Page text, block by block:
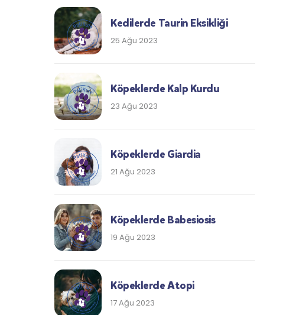
Kedilerde Taurin Eksikliği
25 Ağu 2023
Köpeklerde Kalp Kurdu
23 Ağu 2023
Köpeklerde Giardia
21 Ağu 2023
Köpeklerde Babesiosis
19 Ağu 2023
Köpeklerde Atopi
17 Ağu 2023